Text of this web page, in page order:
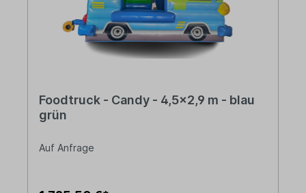
Foodtruck - Candy - 4,5x2,9 m - blau
grün
Auf Anfrage